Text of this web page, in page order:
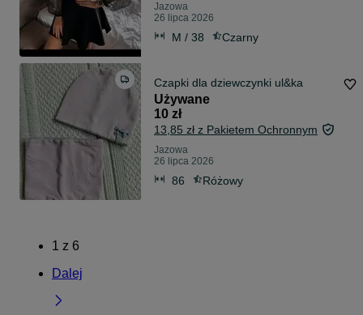
Jazowa
26 lipca 2026
M / 38 Czarny
Czapki dla dziewczynki ul&ka
Używane
10 zł
13,85 zł z Pakietem Ochronnym
Jazowa
26 lipca 2026
86 Różowy
1 z 6
Dalej